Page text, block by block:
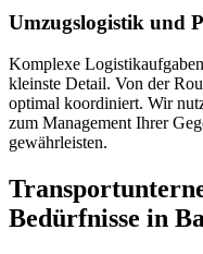
Umzugslogistik und
Komplexe
kleinste Detail. Von der
optimal koordiniert. Wir
zum Management Ihrer
gewährleisten.
Bedürfnisse in